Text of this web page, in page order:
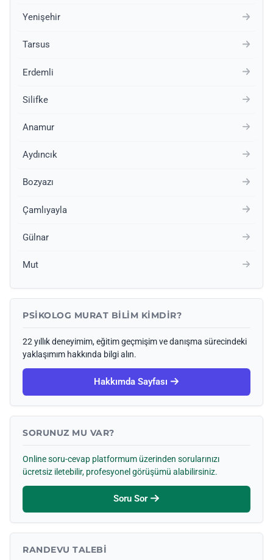
Yenişehir
Tarsus
Erdemli
Silifke
Anamur
Aydıncık
Bozyazı
Çamlıyayla
Gülnar
Mut
PSIKOLOG MURAT BILIM KIMDIR?
22 yıllık deneyimim, eğitim geçmişim ve danışma sürecindeki
yaklaşımım hakkında bilgi alın.
Hakkımda Sayfası
SORUNUZ MU VAR?
Online soru-cevap platformum üzerinden sorularınızı
ücretsiz iletebilir, profesyonel görüşümü alabilirsiniz.
Soru Sor
RANDEVU TALEBI